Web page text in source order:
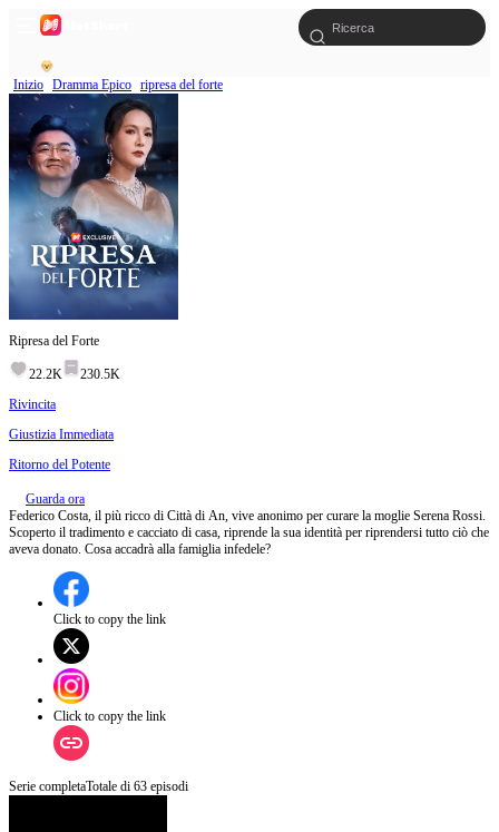
Inizio Dramma Epico ripresa del forte
Ripresa del Forte
22.2K
230.5K
Rivincita
Giustizia Immediata
Ritorno del Potente
Guarda ora
Federico Costa, il più ricco di Città di An, vive anonimo per curare la moglie Serena Rossi.
Scoperto il tradimento e cacciato di casa, riprende la sua identità per riprendersi tutto ciò che
aveva donato. Cosa accadrà alla famiglia infedele?
Click to copy the link
Click to copy the link
Serie completaTotale di 63 episodi